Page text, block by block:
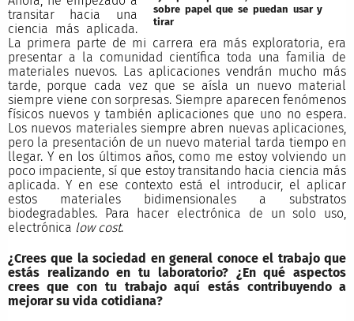
sobre papel que se puedan usar y
tirar
transitar hacia una
ciencia más aplicada.
La primera parte de mi carrera era más exploratoria, era
presentar a la comunidad científica toda una familia de
materiales nuevos. Las aplicaciones vendrán mucho más
tarde, porque cada vez que se aísla un nuevo material
siempre viene con sorpresas. Siempre aparecen fenómenos
físicos nuevos y también aplicaciones que uno no espera.
Los nuevos materiales siempre abren nuevas aplicaciones,
pero la presentación de un nuevo material tarda tiempo en
llegar. Y en los últimos años, como me estoy volviendo un
poco impaciente, sí que estoy transitando hacia ciencia más
aplicada. Y en ese contexto está el introducir, el aplicar
estos materiales bidimensionales a substratos
biodegradables. Para hacer electrónica de un solo uso,
electrónica low cost.
¿Crees que la sociedad en general conoce el trabajo que
estás realizando en tu laboratorio? ¿En qué aspectos
crees que con tu trabajo aquí estás contribuyendo a
mejorar su vida cotidiana?